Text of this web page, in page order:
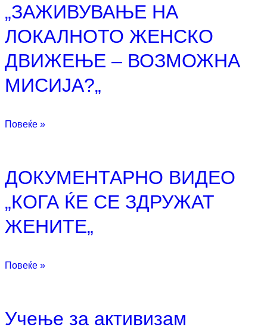
„ЗАЖИВУВАЊЕ НА
ЛОКАЛНОТО ЖЕНСКО
ДВИЖЕЊЕ – ВОЗМОЖНА
МИСИЈА?„
Повеќе »
ДОКУМЕНТАРНО ВИДЕО
„КОГА ЌЕ СЕ ЗДРУЖАТ
ЖЕНИТЕ„
Повеќе »
Учење за активизам